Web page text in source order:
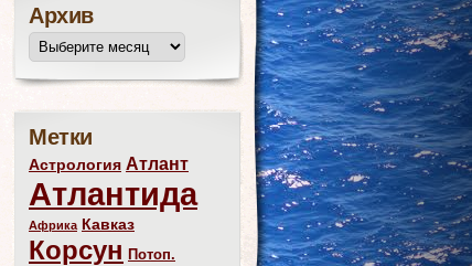
Архив
Метки
Астрология Атлант
Атлантида
Африка Кавказ
Корсун Потоп.